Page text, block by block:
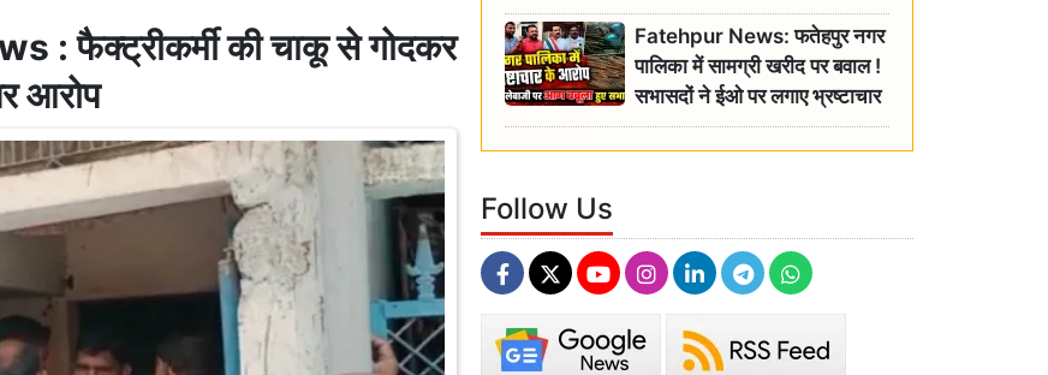
फैक्ट्रीकर्मी की चाकू से गोदकर
आरोप
रहें सतर्क
Fatehpur News: फतेहपुर नगर
पालिका में सामग्री खरीद पर बवाल !
सभासदों ने ईओ पर लगाए भ्रष्टाचार
के गंभीर आरोप
Follow Us